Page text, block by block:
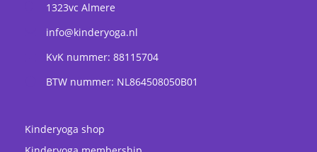
1323vc Almere
info@kinderyoga.nl
KvK nummer: 88115704
BTW nummer: NL864508050B01
Kinderyoga shop